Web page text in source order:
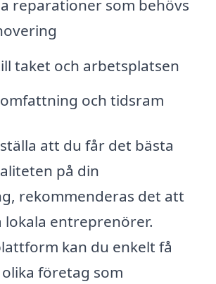
reparationer som behövs
taket och arbetsplatsen
och tidsram
att du får det bästa
på din
rekommenderas det att
entreprenörer.
kan du enkelt få
företag som